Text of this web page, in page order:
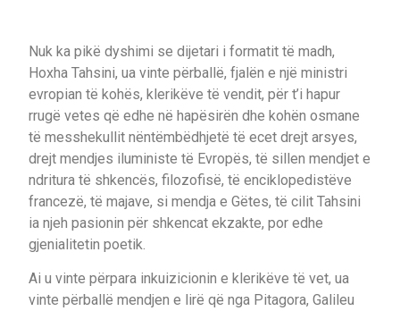
Nuk ka pikë dyshimi se dijetari i formatit të madh,
Hoxha Tahsini, ua vinte përballë, fjalën e një ministri
evropian të kohës, klerikëve të vendit, për t’i hapur
rrugë vetes që edhe në hapësirën dhe kohën osmane
të messhekullit nëntëmbëdhjetë të ecet drejt arsyes,
drejt mendjes iluministe të Evropës, të sillen mendjet e
ndritura të shkencës, filozofisë, të enciklopedistëve
francezë, të majave, si mendja e Gëtes, të cilit Tahsini
ia njeh pasionin për shkencat ekzakte, por edhe
gjenialitetin poetik.
Ai u vinte përpara inkuizicionin e klerikëve të vet, ua
vinte përballë mendjen e lirë që nga Pitagora, Galileu